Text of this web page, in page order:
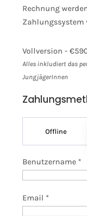
Rechnung
Zahlungssystem
Vollversion - €
Alles inkludiert das
JungjägerInnen
Offline
Benutzername *
Email *